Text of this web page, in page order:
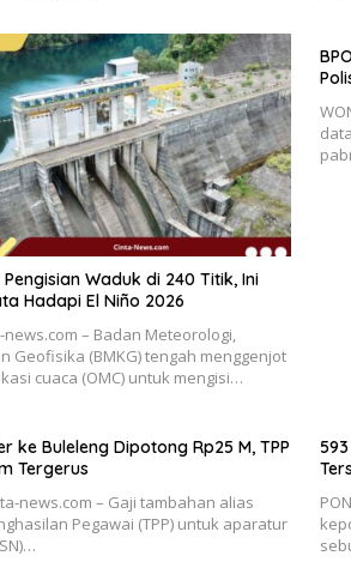
Pengisian Waduk di 240 Titik, Ini
Hadapi El Niño 2026
news.com – Badan Meteorologi,
Geofisika (BMKG) tengah menggenjot
cuaca (OMC) untuk mengisi…
ke Buleleng Dipotong Rp25 M, TPP
Tergerus
news.com – Gaji tambahan alias
Pegawai (TPP) untuk aparatur